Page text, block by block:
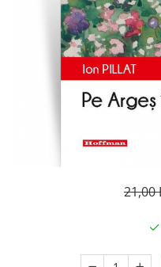
Literatura
Contemporana
Publicistica / Reportaje /
21,00